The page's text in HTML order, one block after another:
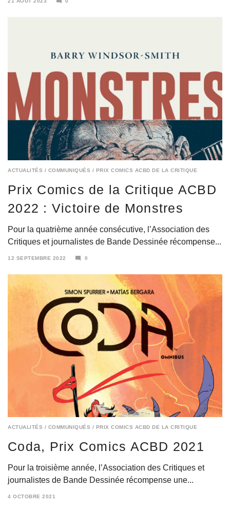
ACTUALITÉS / COMMUNIQUÉS / PRIX COMICS ACBD DE LA CRITIQUE
Prix Comics de la Critique ACBD
2022 : Victoire de Monstres
Pour la quatrième année consécutive, l’Association des
Critiques et journalistes de Bande Dessinée récompense...
12 SEPTEMBRE 2022
0
ACTUALITÉS / COMMUNIQUÉS / PRIX COMICS ACBD DE LA CRITIQUE
Coda, Prix Comics ACBD 2021
Pour la troisième année, l’Association des Critiques et
journalistes de Bande Dessinée récompense une...
4 OCTOBRE 2021